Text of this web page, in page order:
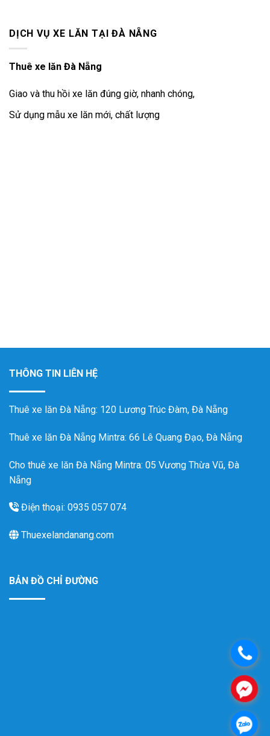
DỊCH VỤ XE LĂN TẠI ĐÀ NẴNG
Thuê xe lăn Đà Nẵng
Giao và thu hồi xe lăn đúng giờ, nhanh chóng,
Sử dụng mẫu xe lăn mới, chất lượng
THÔNG TIN LIÊN HỆ
Thuê xe lăn Đà Nẵng: 120 Lương Trúc Đàm, Đà Nẵng
Thuê xe lăn Đà Nẵng Mintra: 66 Lê Quang Đạo, Đà Nẵng
Cho thuê xe lăn Đà Nẵng Mintra: 05 Vương Thừa Vũ, Đà
Nẵng
Điện thoại: 0935 057 074
Thuexelandanang.com
BẢN ĐỒ CHỈ ĐƯỜNG
.
.
.